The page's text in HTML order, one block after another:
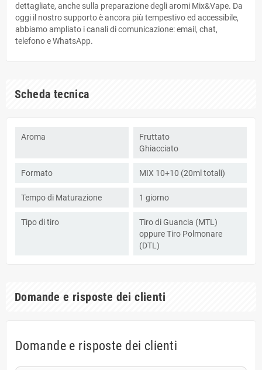
dettagliate, anche sulla preparazione degli aromi Mix&Vape. Da
oggi il nostro supporto è ancora più tempestivo ed accessibile,
abbiamo ampliato i canali di comunicazione: email, chat,
telefono e WhatsApp.
Scheda tecnica
Aroma
Fruttato
Ghiacciato
Formato MIX 10+10 (20ml totali)
Tempo di Maturazione 1 giorno
Tipo di tiro
Tiro di Guancia (MTL)
oppure Tiro Polmonare
(DTL)
Domande e risposte dei clienti
Domande e risposte dei clienti